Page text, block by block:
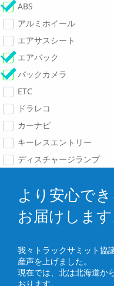
ABS
アルミホイール
エアサスシート
エアバック
バックカメラ
ETC
ドラレコ
カーナビ
キーレスエントリー
ディスチャージランプ
より安心で
お届けします
我々トラックサミット協
産声を上げました。
現在では、北は北海道か
おります。